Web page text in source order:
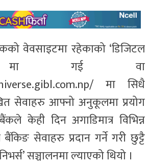
वेवसाइटमा रहेकाको ‘डिजिटल
मा गई वा
मा सिधै
सेवाहरु आफ्नो अनुकूलमा प्रयोग
केही दिन अगाडिमात्र विभिन्न
सेवाहरु प्रदान गर्ने गरी छुट्टै
सञ्चालनमा ल्याएको थियो ।